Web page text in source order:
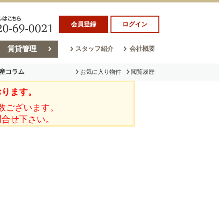
会員登録 ログイン
賃貸管理 スタッフ紹介 会社概要
コラム
ム
お気に入り物件 閲覧履歴
ます。
ざいます。
せ下さい。